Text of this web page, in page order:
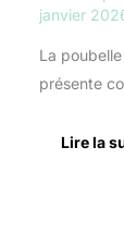
janvier
La
présente
Lire la